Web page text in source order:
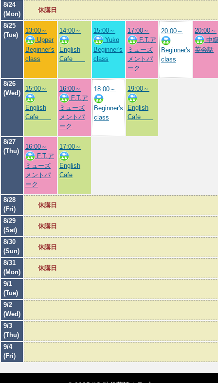
8/24
(Mon)
休講日
8/25
(Tue)
13:00～
Upper
Beginner's
class
14:00～
English
Cafe
15:00～
Yuko
Beginner's
class
17:00～
F.T.ア
ミューズ
メントパ
ーク
20:00～
Beginner's
class
20:00～
中
英会話
8/26
(Wed)
15:00～
English
Cafe
16:00～
F.T.ア
ミューズ
メントパ
ーク
18:00～
Beginner's
class
19:00～
English
Cafe
8/27
(Thu)
16:00～
F.T.ア
ミューズ
メントパ
ーク
17:00～
English
Cafe
8/28
(Fri)
休講日
8/29
(Sat)
休講日
8/30
(Sun)
休講日
8/31
(Mon)
休講日
9/1
(Tue)
9/2
(Wed)
9/3
(Thu)
9/4
(Fri)